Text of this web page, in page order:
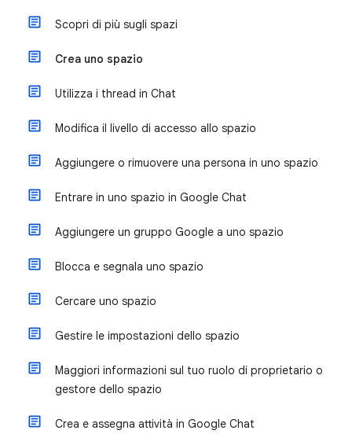
Scopri di più sugli spazi
Crea uno spazio
Utilizza i thread in Chat
Modifica il livello di accesso allo spazio
Aggiungere o rimuovere una persona in uno spazio
Entrare in uno spazio in Google Chat
Aggiungere un gruppo Google a uno spazio
Blocca e segnala uno spazio
Cercare uno spazio
Gestire le impostazioni dello spazio
Maggiori informazioni sul tuo ruolo di proprietario o
gestore dello spazio
Crea e assegna attività in Google Chat